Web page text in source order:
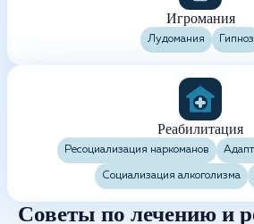
Игромания
Лудомания Гипноз
Реабилитация
Ресоциализация наркоманов
Социализация алкоголизма
Советы по лечению и